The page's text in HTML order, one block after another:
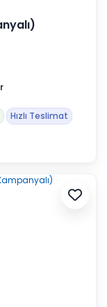
Hızlı Teslimat